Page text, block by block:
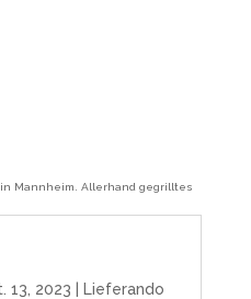
Mannheim. Allerhand gegrilltes
13, 2023 Lieferando